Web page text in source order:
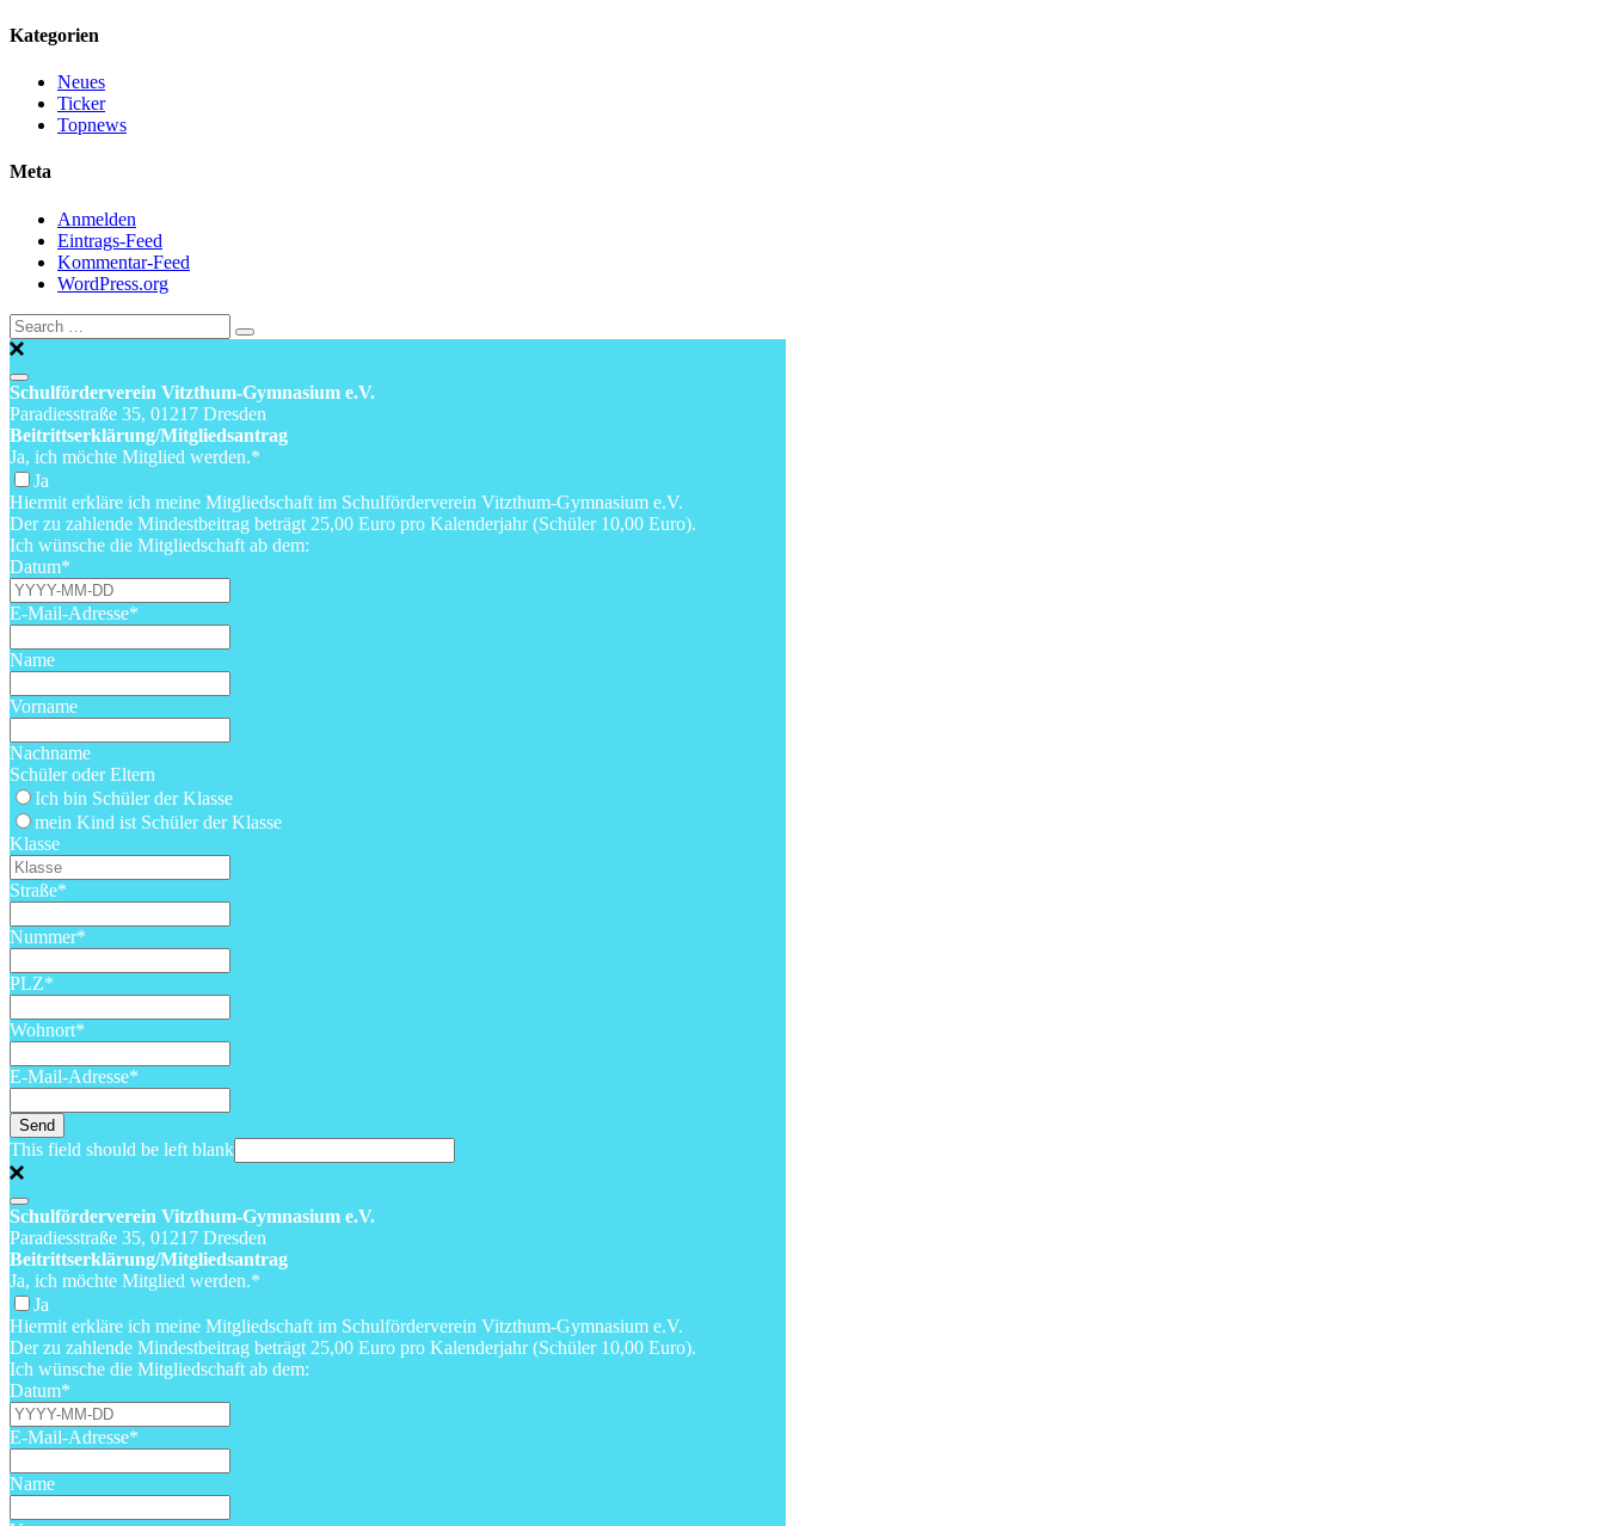
Kategorien
Neues
Ticker
Topnews
Meta
Anmelden
Eintrags-Feed
Kommentar-Feed
WordPress.org
Schulförderverein Vitzthum-Gymnasium e.V.
Paradiesstraße 35, 01217 Dresden
Beitrittserklärung/Mitgliedsantrag
Ja, ich möchte Mitglied werden.*
Ja
Hiermit erkläre ich meine Mitgliedschaft im Schulförderverein Vitzthum-Gymnasium e.V.
Der zu zahlende Mindestbeitrag beträgt 25,00 Euro pro Kalenderjahr (Schüler 10,00 Euro).
Ich wünsche die Mitgliedschaft ab dem:
Datum*
E-Mail-Adresse*
Name
Vorname
Nachname
Schüler oder Eltern
Ich bin Schüler der Klasse
mein Kind ist Schüler der Klasse
Klasse
Straße*
Nummer*
PLZ*
Wohnort*
E-Mail-Adresse*
Send
This field should be left blank
Schulförderverein Vitzthum-Gymnasium e.V.
Paradiesstraße 35, 01217 Dresden
Beitrittserklärung/Mitgliedsantrag
Ja, ich möchte Mitglied werden.*
Ja
Hiermit erkläre ich meine Mitgliedschaft im Schulförderverein Vitzthum-Gymnasium e.V.
Der zu zahlende Mindestbeitrag beträgt 25,00 Euro pro Kalenderjahr (Schüler 10,00 Euro).
Ich wünsche die Mitgliedschaft ab dem:
Datum*
E-Mail-Adresse*
Name